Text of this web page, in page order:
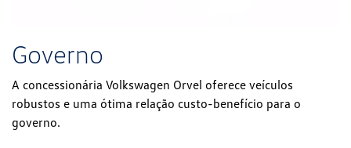
Governo
A concessionária Volkswagen Orvel oferece veículos
robustos e uma ótima relação custo-benefício para o
governo.